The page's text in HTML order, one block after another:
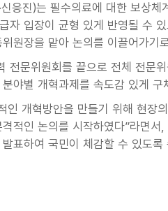
응진)는 필수의료에 대한 보상
자 입장이 균형 있게 반영될 수
원장을 맡아 논의를 이끌어가기
전문위원회를 끝으로 전체 전문
야별 개혁과제를 속도감 있게 구
인 개혁방안을 만들기 위해 현장
적인 논의를 시작하였다”라면서
표하여 국민이 체감할 수 있도